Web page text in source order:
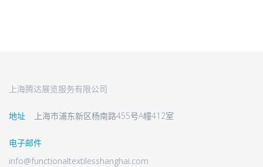
上海腾达展览服务有限公司
地址 上海市浦东新区杨南路455号A幢412室
电子邮件
info@functionaltextilesshanghai.com